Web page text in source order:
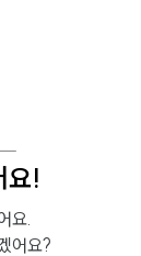
요!
요.
어요?